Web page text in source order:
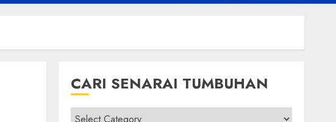
CARI SENARAI TUMBUHAN
Cari